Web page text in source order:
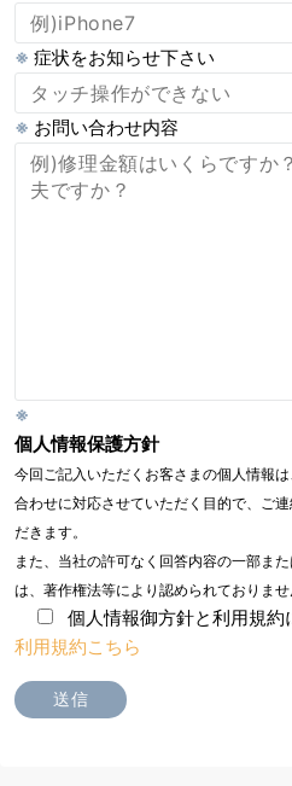
※ 症状をお知らせ下さい
※ お問い合わせ内容
※
個人情報保護方針
今回ご記入いただくお客さまの個人情報
合わせに対応させていただく目的で、ご
だきます。
また、当社の許可なく回答内容の一部ま
は、著作権法等により認められておりませ
個人情報御方針と利用規約
利用規約こちら